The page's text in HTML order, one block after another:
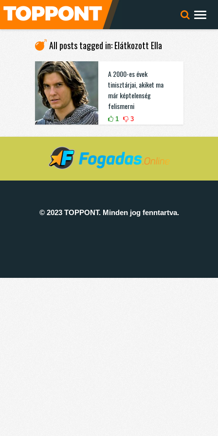
All posts tagged in: Elátkozott Ella
A 2000-es évek
tinisztárjai, akiket ma
már képtelenség
felismerni
1 3
© 2023 TOPPONT. Minden jog fenntartva.